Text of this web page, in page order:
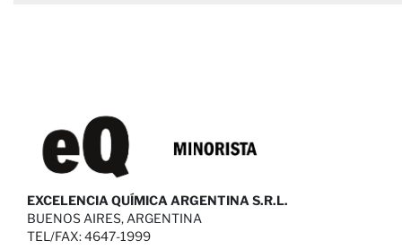
EXCELENCIA QUÍMICA ARGENTINA S.R.L.
BUENOS AIRES, ARGENTINA
TEL/FAX: 4647-1999